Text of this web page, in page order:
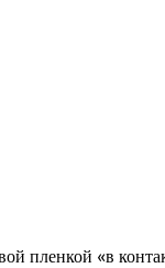
пленкой «в